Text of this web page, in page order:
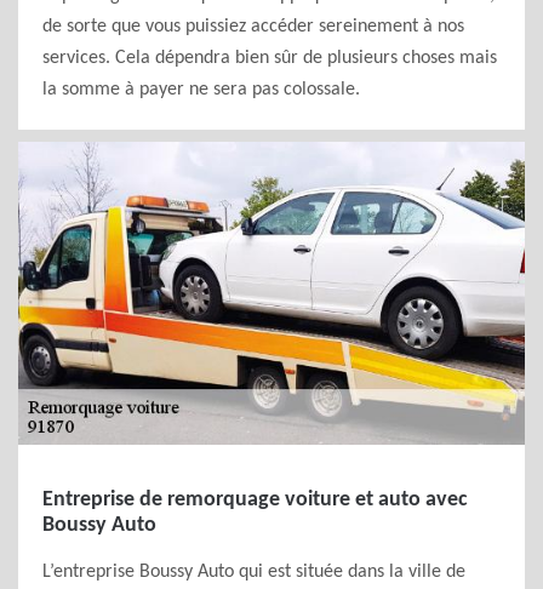
de sorte que vous puissiez accéder sereinement à nos
services. Cela dépendra bien sûr de plusieurs choses mais
la somme à payer ne sera pas colossale.
Entreprise de remorquage voiture et auto avec
Boussy Auto
L’entreprise Boussy Auto qui est située dans la ville de